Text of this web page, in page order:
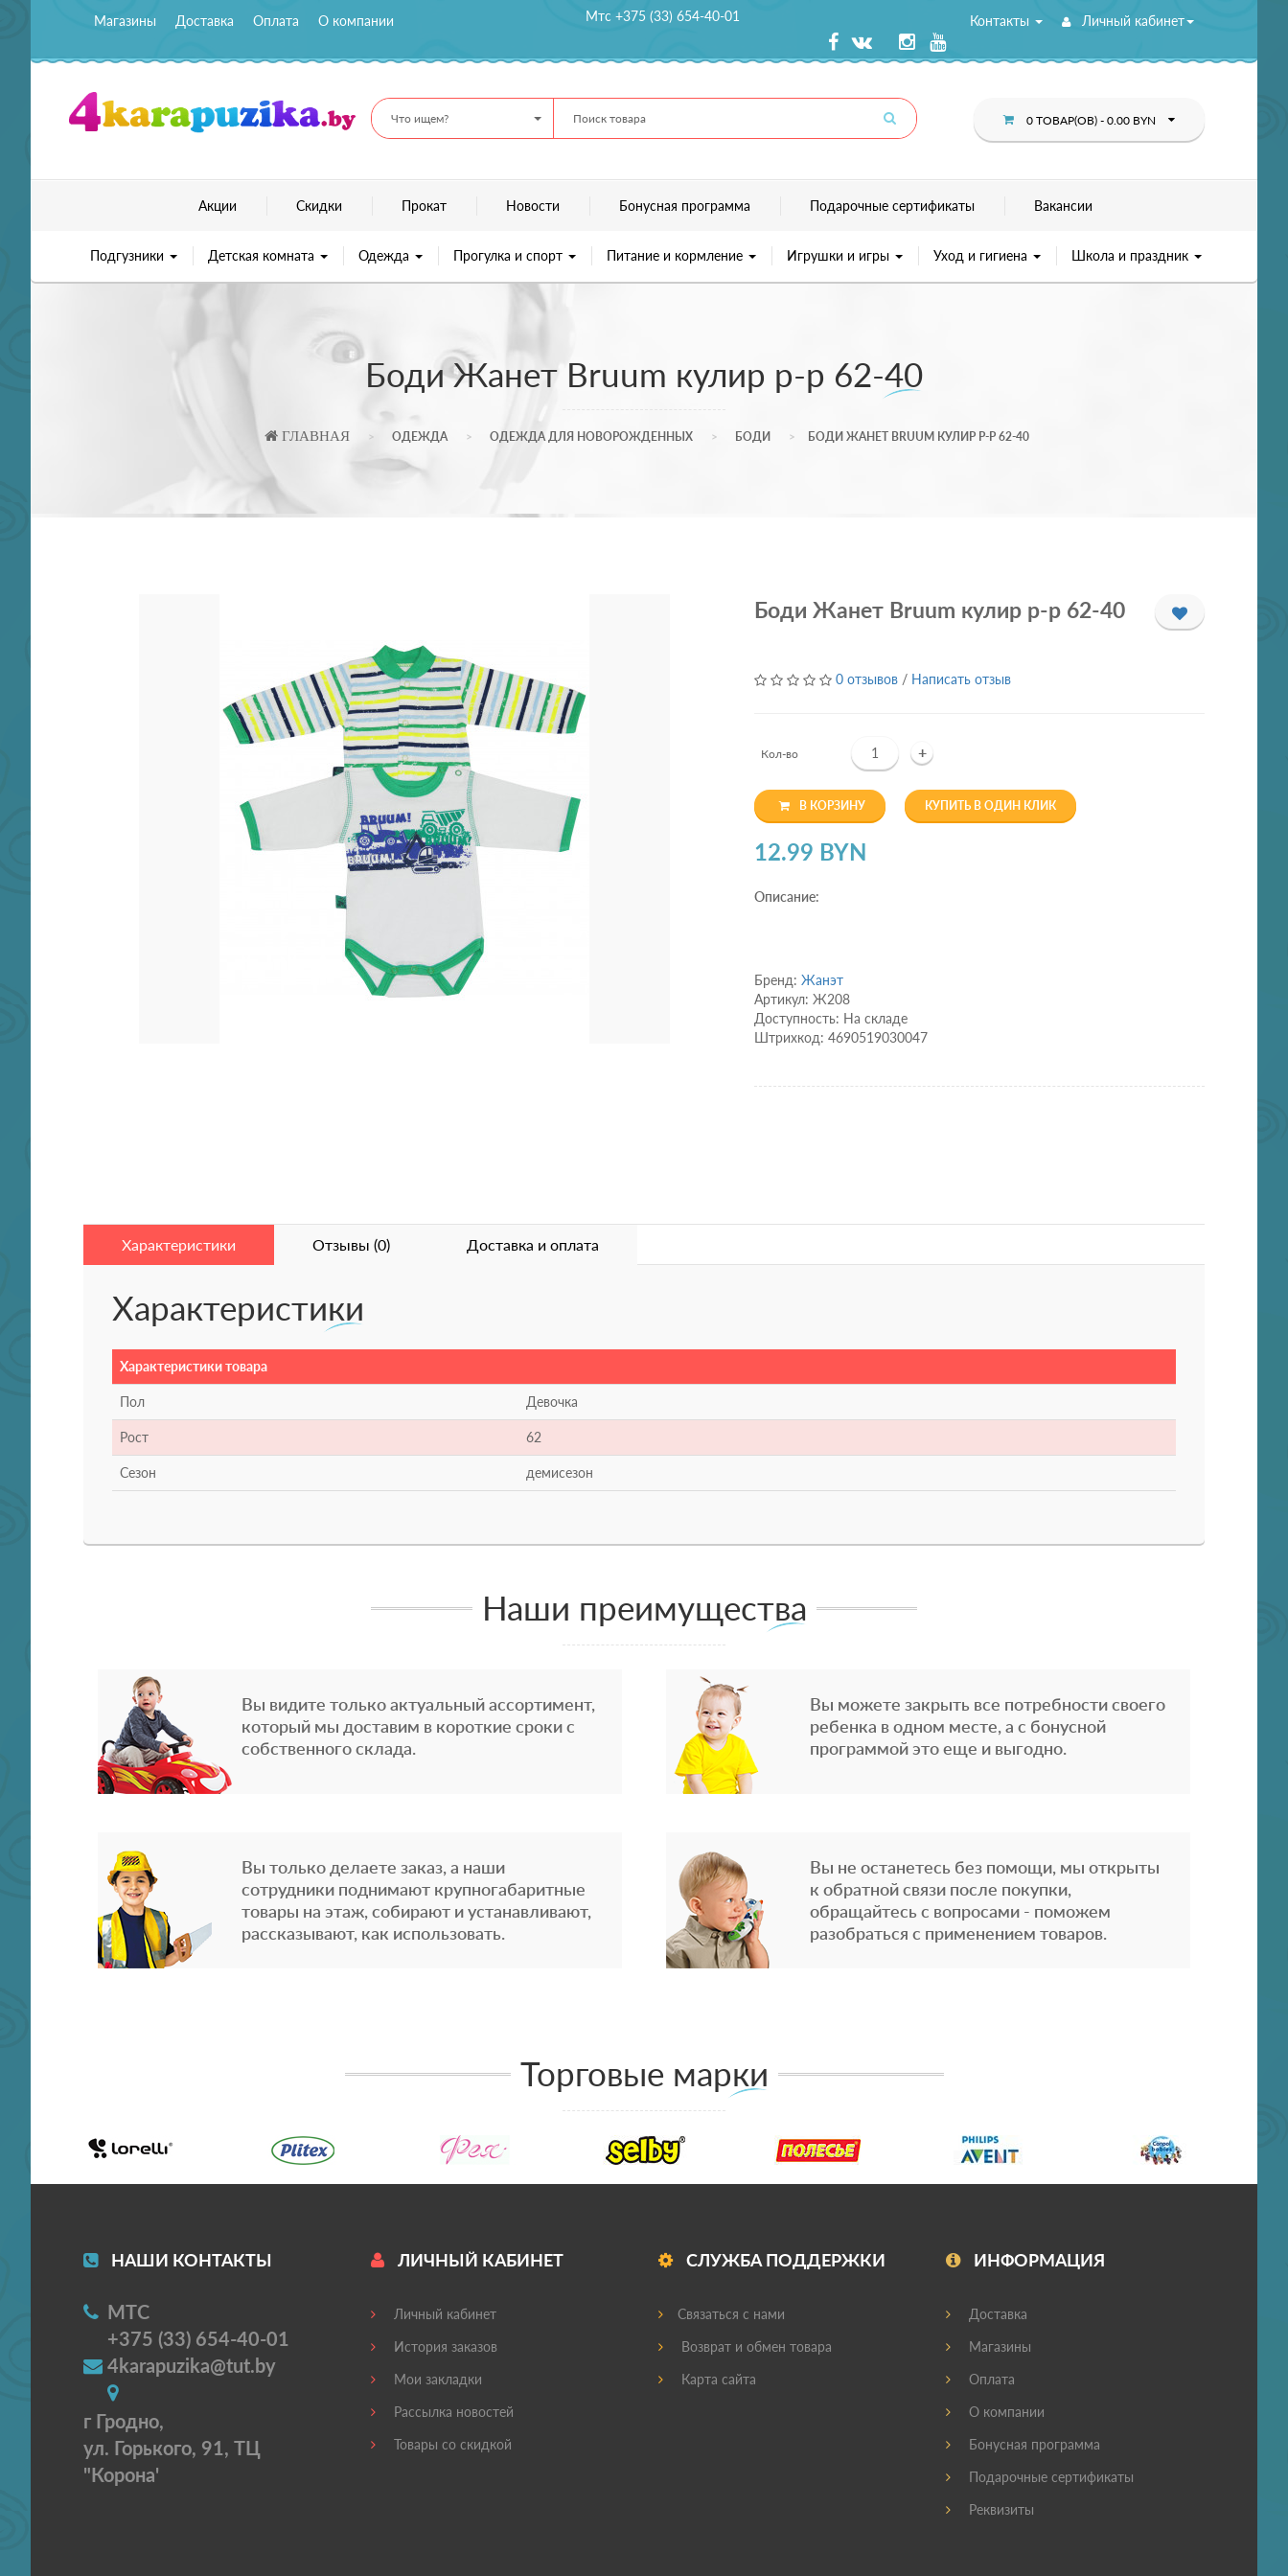
Магазины Доставка Оплата О компании Мтс +375 (33) 654-40-01 Контакты Личный кабинет
Что ищем? 0 ТОВАР(ОВ) - 0.00 BYN
Акции Скидки Прокат Новости Бонусная программа Подарочные сертификаты Вакансии
Подгузники Детская комната Одежда Прогулка и спорт Питание и кормление Игрушки и игры Уход и гигиена Школа и праздник
Боди Жанет Bruum кулир р-р 62-40
ГЛАВНАЯ ОДЕЖДА ОДЕЖДА ДЛЯ НОВОРОЖДЕННЫХ БОДИ БОДИ ЖАНЕТ BRUUM КУЛИР Р-Р 62-40
Боди Жанет Bruum кулир р-р 62-40
0 отзывов / Написать отзыв
Кол-во +
В КОРЗИНУ КУПИТЬ В ОДИН КЛИК
12.99 BYN
Описание:
Бренд: Жанэт
Артикул: Ж208
Доступность: На складе
Штрихкод: 4690519030047
Характеристики Отзывы (0) Доставка и оплата
Характеристики
Характеристики товара
Пол Девочка
Рост 62
Сезон демисезон
Наши преимущества
Вы видите только актуальный ассортимент,
который мы доставим в короткие сроки с
собственного склада.
Вы можете закрыть все потребности своего
ребенка в одном месте, а с бонусной
программой это еще и выгодно.
Вы только делаете заказ, а наши
сотрудники поднимают крупногабаритные
товары на этаж, собирают и устанавливают,
рассказывают, как использовать.
Вы не останетесь без помощи, мы открыты
к обратной связи после покупки,
обращайтесь с вопросами - поможем
разобраться с применением товаров.
Торговые марки
НАШИ КОНТАКТЫ
МТС
+375 (33) 654-40-01
4karapuzika@tut.by
г Гродно,
ул. Горького, 91, ТЦ
"Корона'
ЛИЧНЫЙ КАБИНЕТ
Личный кабинет
История заказов
Мои закладки
Рассылка новостей
Товары со скидкой
СЛУЖБА ПОДДЕРЖКИ
Связаться с нами
Возврат и обмен товара
Карта сайта
ИНФОРМАЦИЯ
Доставка
Магазины
Оплата
О компании
Бонусная программа
Подарочные сертификаты
Реквизиты